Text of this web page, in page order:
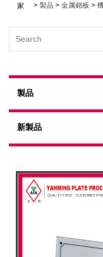
家 > 製品 > 金属銘板 >
製品
新製品